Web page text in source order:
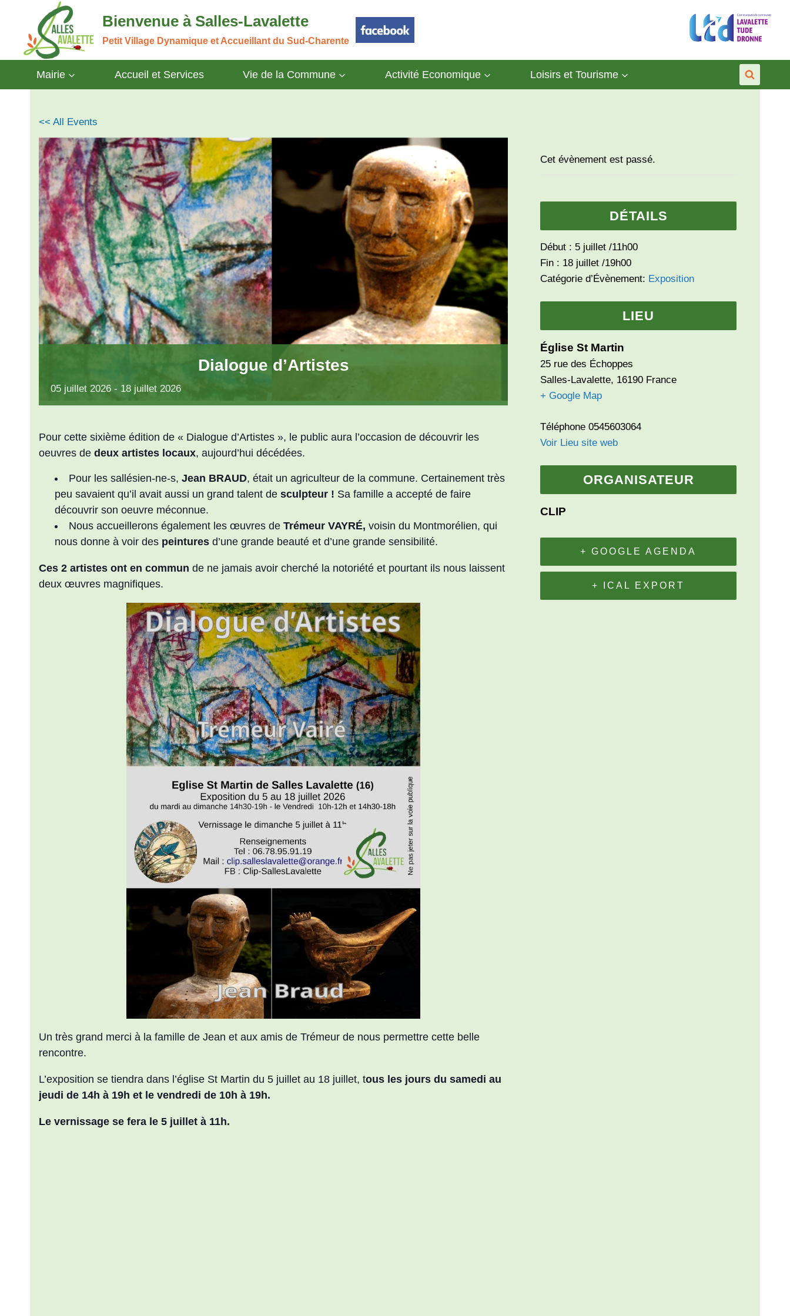
contenu
Bienvenue à Salles-Lavalette
Petit Village Dynamique et Accueillant du Sud-Charente
Mairie Accueil et Services Vie de la Commune Activité Economique Loisirs et Tourisme
<< All Events
Dialogue d’Artistes
05 juillet 2026 - 18 juillet 2026
Pour cette sixième édition de « Dialogue d’Artistes », le public aura l’occasion de découvrir les
oeuvres de deux artistes locaux, aujourd’hui décédées.
Pour les sallésien-ne-s, Jean BRAUD, était un agriculteur de la commune. Certainement très
peu savaient qu’il avait aussi un grand talent de sculpteur ! Sa famille a accepté de faire
découvrir son oeuvre méconnue.
Nous accueillerons également les œuvres de Trémeur VAYRÉ, voisin du Montmorélien, qui
nous donne à voir des peintures d’une grande beauté et d’une grande sensibilité.
Ces 2 artistes ont en commun de ne jamais avoir cherché la notoriété et pourtant ils nous laissent
deux œuvres magnifiques.
Un très grand merci à la famille de Jean et aux amis de Trémeur de nous permettre cette belle
rencontre.
L’exposition se tiendra dans l’église St Martin du 5 juillet au 18 juillet, tous les jours du samedi au
jeudi de 14h à 19h et le vendredi de 10h à 19h.
Le vernissage se fera le 5 juillet à 11h.
Cet évènement est passé.
DÉTAILS
Début : 5 juillet /11h00
Fin : 18 juillet /19h00
Catégorie d’Évènement: Exposition
LIEU
Église St Martin
25 rue des Échoppes
Salles-Lavalette, 16190 France
+ Google Map
Téléphone 0545603064
Voir Lieu site web
ORGANISATEUR
CLIP
+ GOOGLE AGENDA
+ ICAL EXPORT